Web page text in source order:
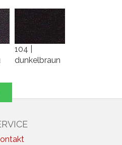
104 |
dunkelbraun